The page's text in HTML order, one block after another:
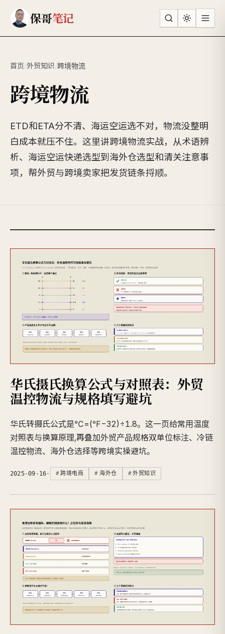
保哥笔记
首页/外贸知识/跨境物流
跨境物流
ETD和ETA分不清、海运空运选不对，物流没整明
白成本就压不住。这里讲跨境物流实战，从术语辨
析、海运空运快递选型到海外仓选型和清关注意事
项，帮外贸与跨境卖家把发货链条捋顺。
华氏摄氏换算公式与对照表：外贸
温控物流与规格填写避坑
华氏转摄氏公式是℃=(℉−32)÷1.8。这一页给常用温度
对照表与换算原理,再叠加外贸产品规格双单位标注、冷链
温控物流、海外仓选择等跨境实操避坑。
2025-09-16 · 跨境电商 海外仓 外贸知识